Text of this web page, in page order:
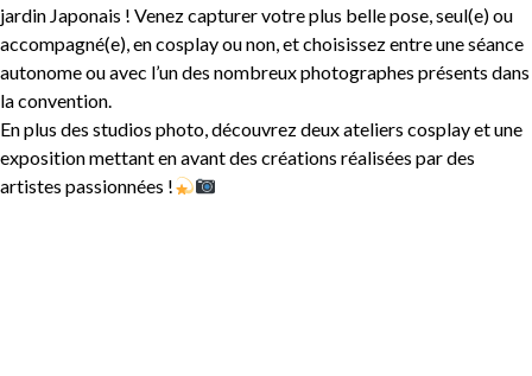
jardin Japonais ! Venez capturer votre plus belle pose, seul(e) ou
accompagné(e), en cosplay ou non, et choisissez entre une séance
autonome ou avec l’un des nombreux photographes présents dans
la convention.
En plus des studios photo, découvrez deux ateliers cosplay et une
exposition mettant en avant des créations réalisées par des
artistes passionnées !